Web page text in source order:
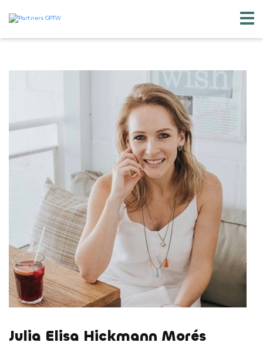
Julia Elisa Hickmann Morés​